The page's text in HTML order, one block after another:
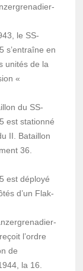
le SS-
s’entraîne en
unités de la
«
du SS-
est stationné
II. Bataillon
36.
est déployé
d’un Flak-
l’ordre
de
la 16.